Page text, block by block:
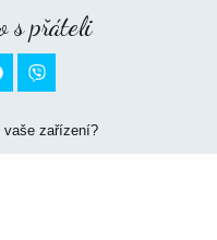
s přáteli
vaše zařízení?